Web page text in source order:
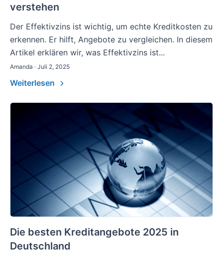
verstehen
Der Effektivzins ist wichtig, um echte Kreditkosten zu
erkennen. Er hilft, Angebote zu vergleichen. In diesem
Artikel erklären wir, was Effektivzins ist...
Amanda · Juli 2, 2025
Weiterlesen
Die besten Kreditangebote 2025 in
Deutschland